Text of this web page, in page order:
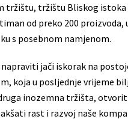
tržištu, tržištu Bliskog
od preko 200 proizvoda,
s posebnom namjenom.
jači iskorak na
koja u posljednje vrijeme
inozemna tržišta,
rast i razvoj naše